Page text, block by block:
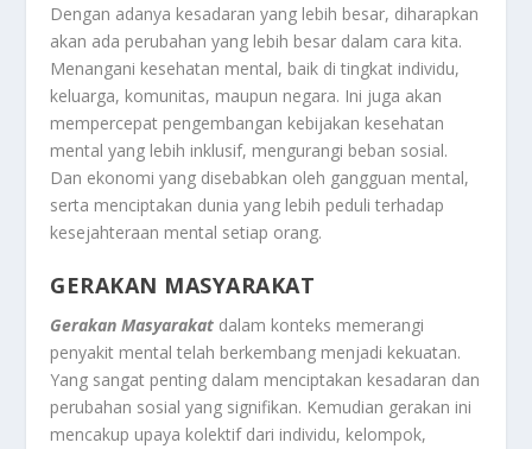
Dengan adanya kesadaran yang lebih besar, diharapkan
akan ada perubahan yang lebih besar dalam cara kita.
Menangani kesehatan mental, baik di tingkat individu,
keluarga, komunitas, maupun negara. Ini juga akan
mempercepat pengembangan kebijakan kesehatan
mental yang lebih inklusif, mengurangi beban sosial.
Dan ekonomi yang disebabkan oleh gangguan mental,
serta menciptakan dunia yang lebih peduli terhadap
kesejahteraan mental setiap orang.
GERAKAN MASYARAKAT
Gerakan Masyarakat dalam konteks memerangi
penyakit mental telah berkembang menjadi kekuatan.
Yang sangat penting dalam menciptakan kesadaran dan
perubahan sosial yang signifikan. Kemudian gerakan ini
mencakup upaya kolektif dari individu, kelompok,